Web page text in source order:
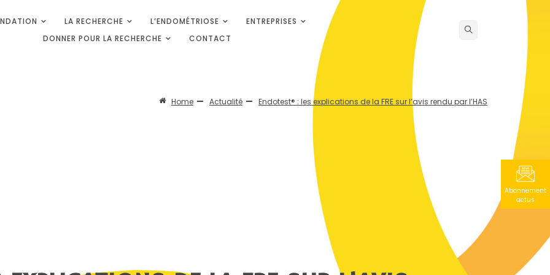
L'ENDOMÉTRIOSE
LA RECHERCHE L’ENDOMÉTRIOSE
ENTREPRISES
DONNER POUR LA RECHERCHE
CONTACT
Abonnement
actus
Home Actualité Endotest® : les explications de la FRE sur l’avis rendu par l’HAS